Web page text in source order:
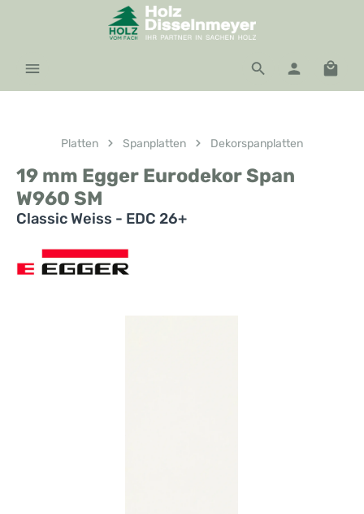
Zum Hauptinhalt springen
Platten Spanplatten Dekorspanplatten
19 mm Egger Eurodekor Span
W960 SM
Classic Weiss - EDC 26+